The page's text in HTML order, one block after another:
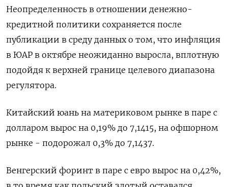
Неопределенность в отношении денежно-
кредитной политики сохраняется после
публикации в среду данных о том, что инфляция
в ЮАР в октябре неожиданно выросла, вплотную
подойдя к верхней границе целевого диапазона
регулятора.
Китайский юань на материковом рынке в паре с
долларом вырос на 0,19% до​ 7,1415​, на офшорном
рынке - подорожал 0,3% до 7,1437.
Венгерский форинт в паре с евро вырос на 0,42%,